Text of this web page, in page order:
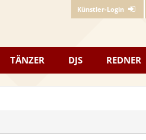
Künstler-Login
TÄNZER DJS REDNER